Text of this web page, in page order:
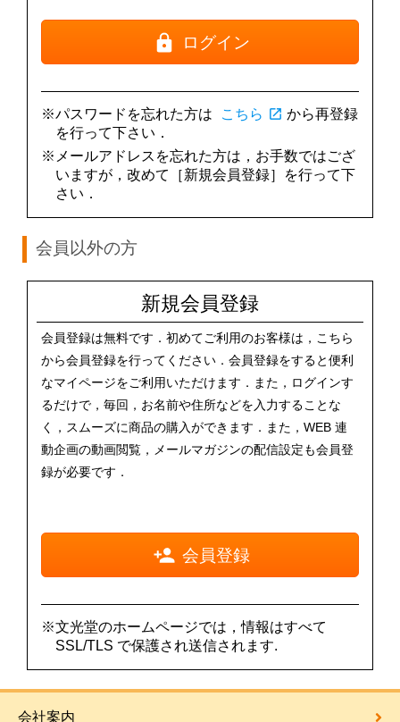
ログイン
※パスワードを忘れた方は こちら open_in_new から再登録
を行って下さい．
※メールアドレスを忘れた方は，お手数ではござ
いますが，改めて［新規会員登録］を行って下
さい．
会員以外の方
新規会員登録
会員登録は無料です．初めてご利用のお客様は，こちら
から会員登録を行ってください．会員登録をすると便利
なマイページをご利用いただけます．また，ログインす
るだけで，毎回，お名前や住所などを入力することな
く，スムーズに商品の購入ができます．また，WEB 連
動企画の動画閲覧，メールマガジンの配信設定も会員登
録が必要です．
会員登録
※文光堂のホームページでは，情報はすべて
SSL/TLS で保護され送信されます.
会社案内